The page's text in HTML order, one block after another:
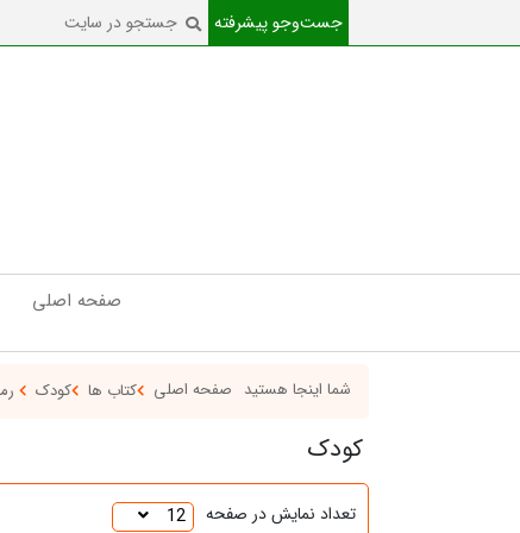
جست‌و‌جو پیشرفته
صفحه اصلی
شما اینجا هستید صفحه اصلی کتاب ها کودک
کودک
12 تعداد نمایش در صفحه